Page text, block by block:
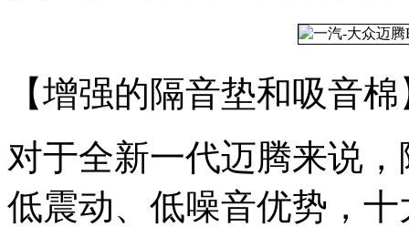
【增强的隔音垫和吸音棉
对于全新一代迈腾来说，
低震动、低噪音优势，